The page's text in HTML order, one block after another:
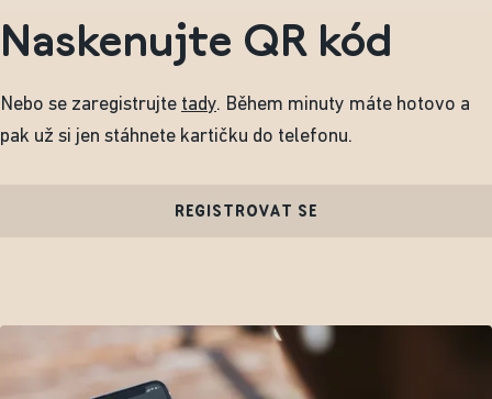
Naskenujte QR kód
Nebo se zaregistrujte tady. Během minuty máte hotovo a
pak už si jen stáhnete kartičku do telefonu.
REGISTROVAT SE